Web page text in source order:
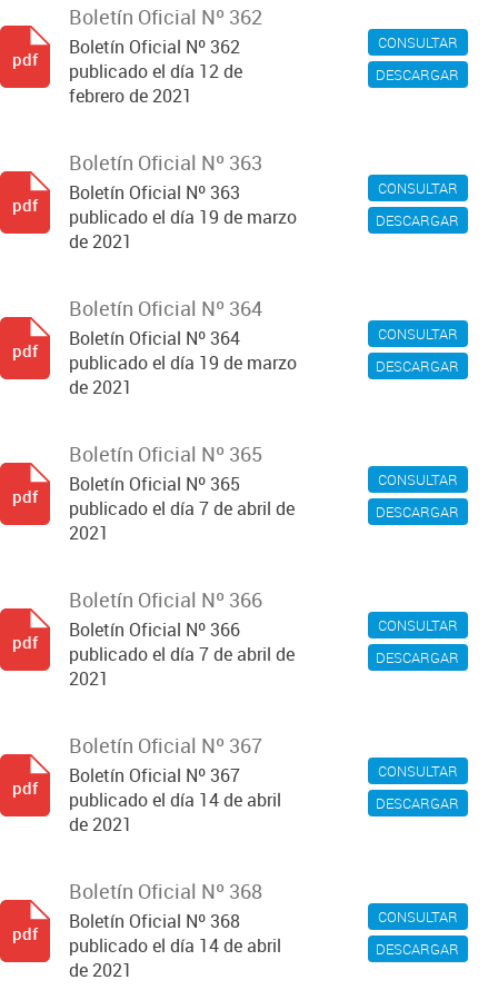
CONSULTAR
DESCARGAR
Boletín Oficial Nº 362
Boletín Oficial Nº 362
publicado el día 12 de
febrero de 2021
pdf
CONSULTAR
DESCARGAR
Boletín Oficial Nº 363
Boletín Oficial Nº 363
publicado el día 19 de marzo
de 2021
pdf
CONSULTAR
DESCARGAR
Boletín Oficial Nº 364
Boletín Oficial Nº 364
publicado el día 19 de marzo
de 2021
pdf
CONSULTAR
DESCARGAR
Boletín Oficial Nº 365
Boletín Oficial Nº 365
publicado el día 7 de abril de
2021
pdf
CONSULTAR
DESCARGAR
Boletín Oficial Nº 366
Boletín Oficial Nº 366
publicado el día 7 de abril de
2021
pdf
CONSULTAR
DESCARGAR
Boletín Oficial Nº 367
Boletín Oficial Nº 367
publicado el día 14 de abril
de 2021
pdf
CONSULTAR
DESCARGAR
Boletín Oficial Nº 368
Boletín Oficial Nº 368
publicado el día 14 de abril
de 2021
pdf